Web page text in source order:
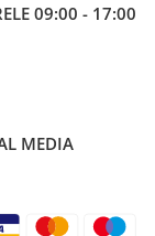
09:00 - 17:00
MEDIA